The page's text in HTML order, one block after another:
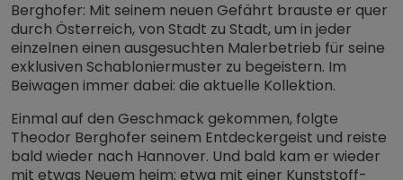
Berghofer: Mit seinem neuen Gefährt brauste er quer
durch Österreich, von Stadt zu Stadt, um in jeder
einzelnen einen ausgesuchten Malerbetrieb für seine
exklusiven Schabloniermuster zu begeistern. Im
Beiwagen immer dabei: die aktuelle Kollektion.
Einmal auf den Geschmack gekommen, folgte
Theodor Berghofer seinem Entdeckergeist und reiste
bald wieder nach Hannover. Und bald kam er wieder
mit etwas Neuem heim: etwa mit einer Kunststoff-